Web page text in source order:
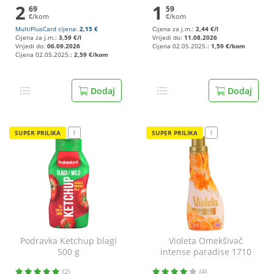
2 69
€/kom
MultiPlusCard cijena: 2,15 €
Cijena za j.m.: 3,59 €/l
Vrijedi do: 06.09.2026
Cijena 02.05.2025.: 2,59 €/kom
Dodaj
1 59
€/kom
Cijena za j.m.: 2,44 €/l
Vrijedi do: 11.08.2026
Cijena 02.05.2025.: 1,59 €/kom
Dodaj
SUPER PRILIKA !
Podravka Ketchup blagi
500 g
(2)
SUPER PRILIKA !
Violeta Omekšivač
intense paradise 1710
(4)